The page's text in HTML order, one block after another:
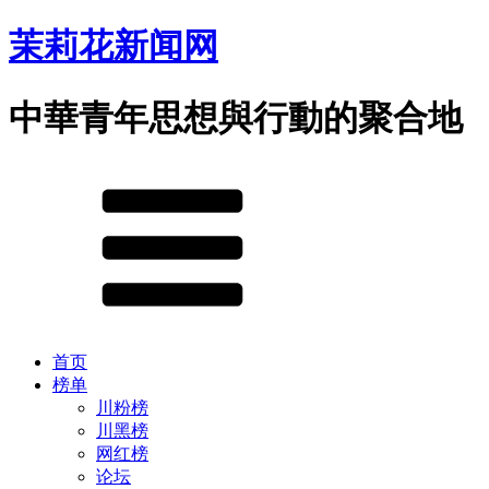
茉莉花新闻网
中華青年思想與行動的聚合地
首页
榜单
川粉榜
川黑榜
网红榜
论坛